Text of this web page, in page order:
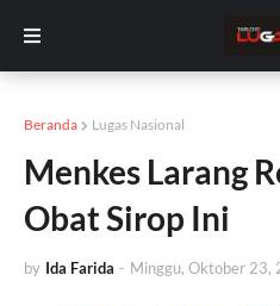
Beranda Lugas Nasional
Menkes Larang
Obat Sirop Ini
by Ida Farida - Minggu, Oktober 23,